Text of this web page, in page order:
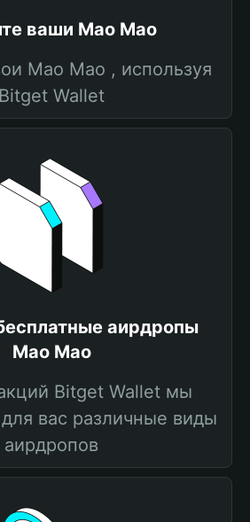
ваши Mao Mao
Mao Mao , используя
Bitget Wallet
аирдропы
Mao Mao
Bitget Wallet мы
вас различные виды
аирдропов